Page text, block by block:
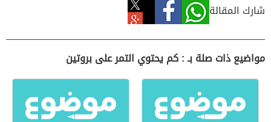
شارك المقالة
مواضيع ذات صلة بـ : كم يحتوي التمر على بروتين